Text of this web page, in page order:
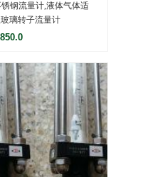
钢流量计,液体气体适
璃转子流量计
(0)